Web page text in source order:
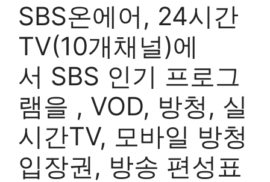
SBS온에어, 24시간
TV(10개채널)에
서 SBS 인기 프로그
램을 , VOD, 방청, 실
시간TV, 모바일 방청
입장권, 방송 편성표